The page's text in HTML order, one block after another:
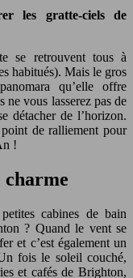
les gratte-ciels de
se retrouvent tous à
habitués). Mais le gros
qu’elle offre
vous lasserez pas de
détacher de l’horizon.
de ralliement pour
!
charme
cabines de bain
? Quand le vent se
et c’est également un
fois le soleil couché,
et cafés de Brighton,